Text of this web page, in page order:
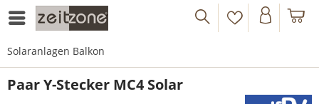
Solaranlagen Balkon
Paar Y-Stecker MC4 Solar